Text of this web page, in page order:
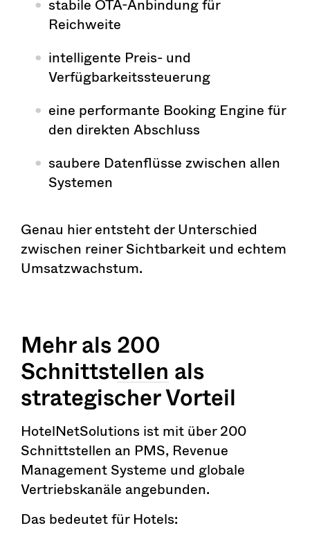
stabile OTA-Anbindung für
Reichweite
intelligente Preis- und
Verfügbarkeitssteuerung
eine performante Booking Engine für
den direkten Abschluss
saubere Datenflüsse zwischen allen
Systemen
Genau hier entsteht der Unterschied
zwischen reiner Sichtbarkeit und echtem
Umsatzwachstum.
Mehr als200
Schnittstellen als
strategischer Vorteil
HotelNetSolutions ist mit über 200
Schnittstellen an PMS, Revenue
Management Systeme und globale
Vertriebskanäle angebunden.
Das bedeutet für Hotels: